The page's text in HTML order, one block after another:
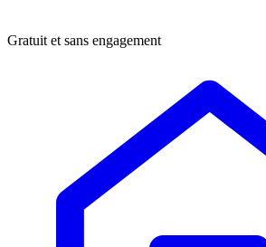
Gratuit et sans engagement